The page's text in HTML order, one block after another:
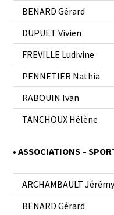
BENARD Gérard
DUPUET Vivien
FREVILLE Ludivine
PENNETIER Nathia
RABOUIN Ivan
TANCHOUX Hélène
• ASSOCIATIONS –
ARCHAMBAULT Jérémy
BENARD Gérard